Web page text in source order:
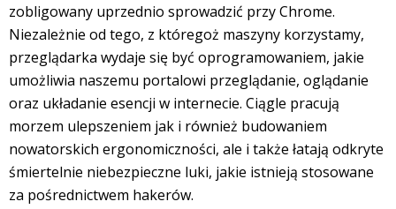
zobligowany uprzednio sprowadzić przy Chrome.
Niezależnie od tego, z któregoż maszyny korzystamy,
przeglądarka wydaje się być oprogramowaniem, jakie
umożliwia naszemu portalowi przeglądanie, oglądanie
oraz układanie esencji w internecie. Ciągle pracują
morzem ulepszeniem jak i również budowaniem
nowatorskich ergonomiczności, ale i także łatają odkryte
śmiertelnie niebezpieczne luki, jakie istnieją stosowane
za pośrednictwem hakerów.